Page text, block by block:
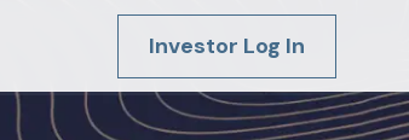
Investor Log In